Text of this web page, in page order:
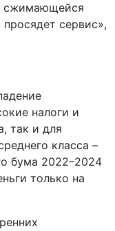
сжимающейся
сервис»,
налоги и
так и для
класса –
бума 2022–2024
только на